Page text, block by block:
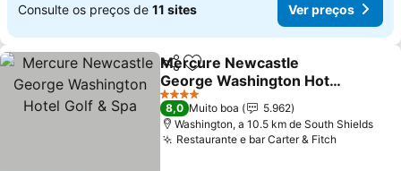
Consulte os preços de 11 sites Ver preços
PartilharAdicionar aos favoritos
Mercure Newcastle
George Washington Hotel
Golf & Spa
Ver preços
4 Estrelas
8,0 Muito boa
5.962
Washington, a 10.5 km de South Shields
Restaurante e bar Carter & FitchVer